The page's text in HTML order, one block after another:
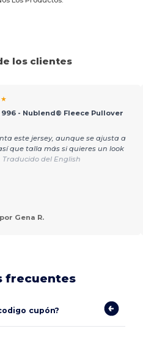
los clientes
- Nublend® Fleece Pullover
este jersey, aunque se ajusta a
que talla más si quieres un look
Traducido del English
Gena R.
frecuentes
cupón?